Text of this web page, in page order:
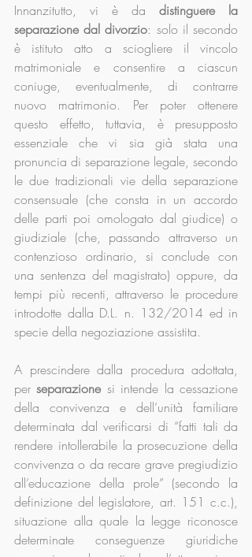
Innanzitutto, vi è da distinguere la
separazione dal divorzio: solo il secondo
è istituto atto a sciogliere il vincolo
matrimoniale e consentire a ciascun
coniuge, eventualmente, di contrarre
nuovo matrimonio. Per poter ottenere
questo effetto, tuttavia, è presupposto
essenziale che vi sia già stata una
pronuncia di separazione legale, secondo
le due tradizionali vie della separazione
consensuale (che consta in un accordo
delle parti poi omologato dal giudice) o
giudiziale (che, passando attraverso un
contenzioso ordinario, si conclude con
una sentenza del magistrato) oppure, da
tempi più recenti, attraverso le procedure
introdotte dalla D.L. n. 132/2014 ed in
specie della negoziazione assistita.
A prescindere dalla procedura adottata,
per separazione si intende la cessazione
della convivenza e dell’unità familiare
determinata dal verificarsi di “fatti tali da
rendere intollerabile la prosecuzione della
convivenza o da recare grave pregiudizio
all’educazione della prole” (secondo la
definizione del legislatore, art. 151 c.c.),
situazione alla quale la legge riconosce
determinate conseguenze giuridiche